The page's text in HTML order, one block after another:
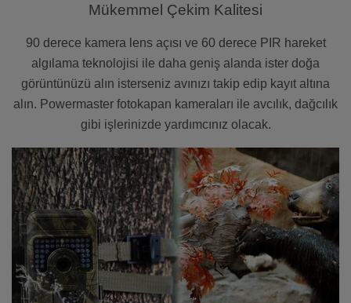
Mükemmel Çekim Kalitesi
90 derece kamera lens açısı ve 60 derece PIR hareket
algılama teknolojisi ile daha geniş alanda ister doğa
görüntünüzü alın isterseniz avınızı takip edip kayıt altına
alın. Powermaster fotokapan kameraları ile avcılık, dağcılık
gibi işlerinizde yardımcınız olacak.